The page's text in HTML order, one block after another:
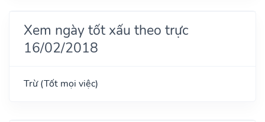
Xem ngày tốt xấu theo trực
16/02/2018
Trừ (Tốt mọi việc)